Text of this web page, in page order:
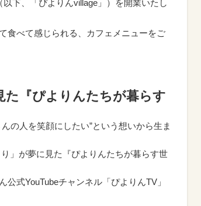
以下、「ぴよりんvillage」）を開業いたし
食べて感じられる、カフェメニューをご
た『ぴよりんたちが暮らす
の人を笑顔にしたい”という想いから生ま
」が夢に見た『ぴよりんたちが暮らす世
式YouTubeチャンネル「ぴよりんTV」